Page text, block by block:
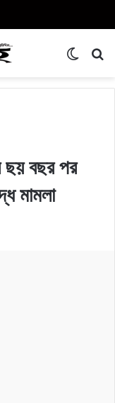
ছয় বছর পর
মামলা